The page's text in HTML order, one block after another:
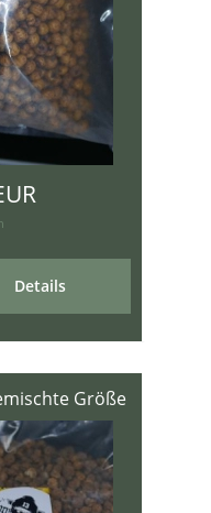
Details
Größe